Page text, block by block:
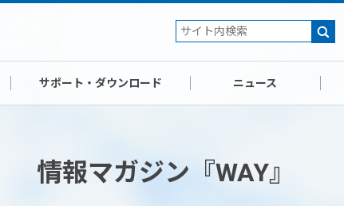
サポート・ダウンロード ニュース
情報マガジン『WAY』